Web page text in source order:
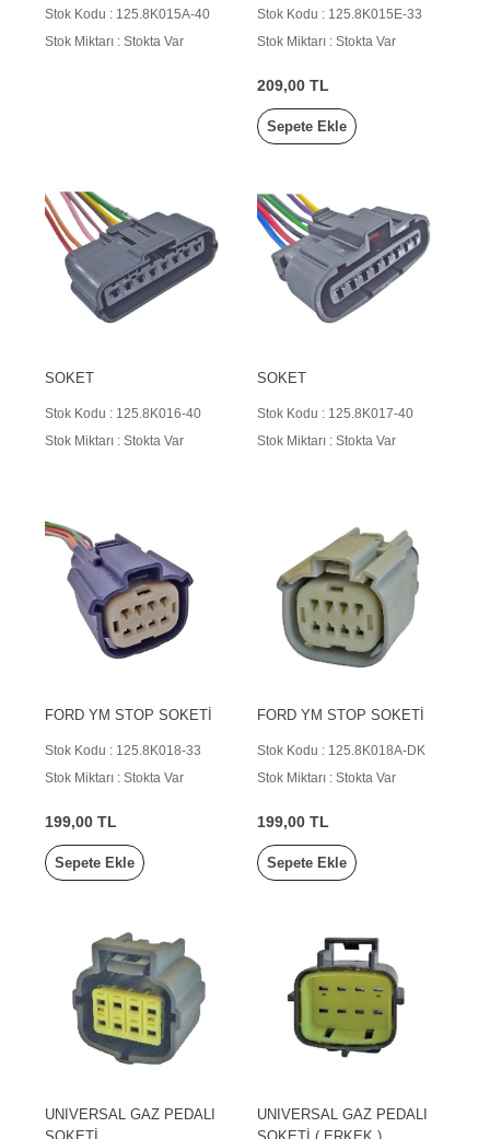
Stok Kodu : 125.8K015A-40
Stok Miktarı : Stokta Var
Stok Kodu : 125.8K015E-33
Stok Miktarı : Stokta Var
209,00 TL
Sepete Ekle
SOKET
Stok Kodu : 125.8K016-40
Stok Miktarı : Stokta Var
SOKET
Stok Kodu : 125.8K017-40
Stok Miktarı : Stokta Var
FORD YM STOP SOKETİ
Stok Kodu : 125.8K018-33
Stok Miktarı : Stokta Var
199,00 TL
Sepete Ekle
FORD YM STOP SOKETİ
Stok Kodu : 125.8K018A-DK
Stok Miktarı : Stokta Var
199,00 TL
Sepete Ekle
UNIVERSAL GAZ PEDALI
UNIVERSAL GAZ PEDALI